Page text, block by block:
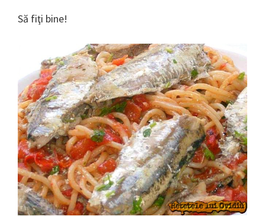
Să fiţi bine!